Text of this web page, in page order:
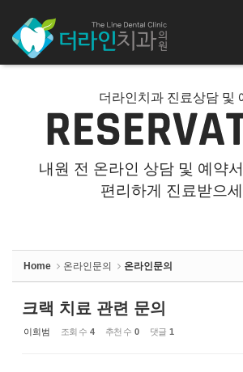
더라인치과 진료상담 및
내원 전 온라인 상담 및 예약
편리하게 진료받으
Home 온라인문의 온라인문의
크랙 치료 관련 문의
이희범 조회 수 4 추천 수 0 댓글 1